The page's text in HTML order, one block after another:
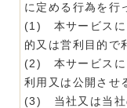
に定める行為を行
(1) 本サービスに
的又は営利目的で
(2) 本サービスに
利用又は公開させ
(3) 当社又は当社